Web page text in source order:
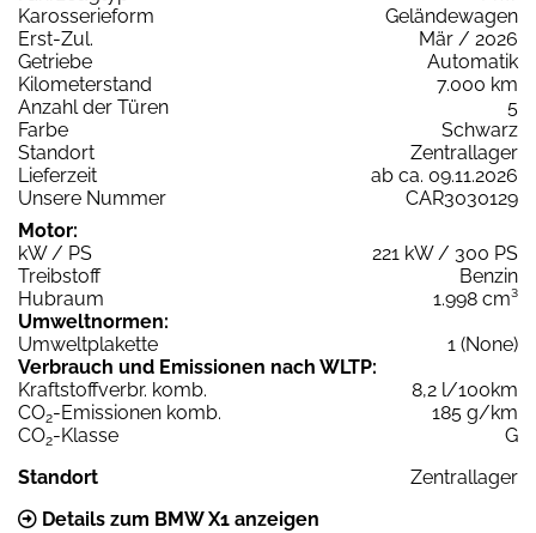
Karosserieform
Geländewagen
Erst-Zul.
Mär / 2026
Getriebe
Automatik
Kilometerstand
7.000 km
Anzahl der Türen
5
Farbe
Schwarz
Standort
Zentrallager
Lieferzeit
ab ca. 09.11.2026
Unsere Nummer
CAR3030129
Motor:
kW / PS
221 kW / 300 PS
Treibstoff
Benzin
Hubraum
1.998 cm³
Umweltnormen:
Umweltplakette
1 (None)
Verbrauch und Emissionen nach WLTP:
Kraftstoffverbr. komb.
8,2 l/100km
CO2-Emissionen komb.
185 g/km
CO2-Klasse
G
Standort
Zentrallager
Details zum BMW X1 anzeigen